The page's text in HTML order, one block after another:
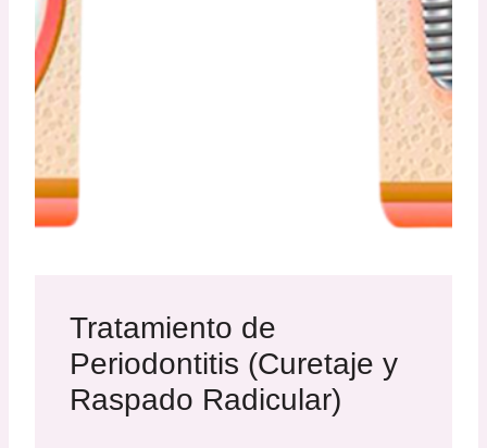
Tratamiento de
Periodontitis (Curetaje y
Raspado Radicular)